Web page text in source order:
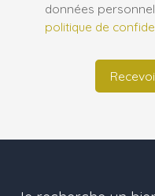
données
politique de